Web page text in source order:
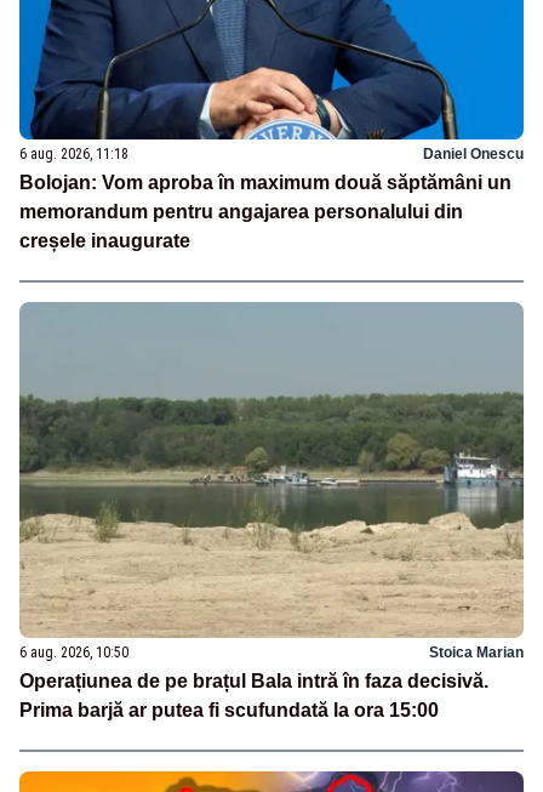
6 aug. 2026, 11:18 Daniel Onescu
Bolojan: Vom aproba în maximum două săptămâni un
memorandum pentru angajarea personalului din
creșele inaugurate
6 aug. 2026, 10:50 Stoica Marian
Operațiunea de pe brațul Bala intră în faza decisivă.
Prima barjă ar putea fi scufundată la ora 15:00